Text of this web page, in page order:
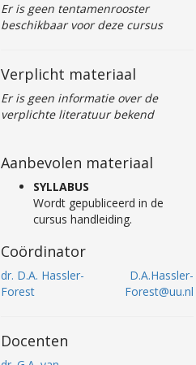
Er is geen tentamenrooster
beschikbaar voor deze cursus
Verplicht materiaal
Er is geen informatie over de
verplichte literatuur bekend
Aanbevolen materiaal
SYLLABUS
Wordt gepubliceerd in de
cursus handleiding.
Coördinator
dr. D.A. Hassler-
Forest
D.A.Hassler-
Forest@uu.nl
Docenten